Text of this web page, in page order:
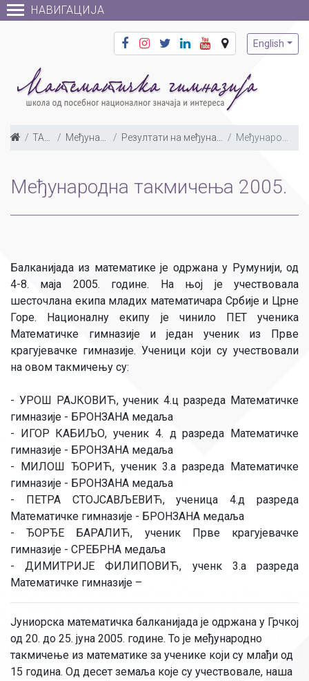
НАВИГАЦИЈА
English
ТАКМИЧЕЊА Међународна такмичења Резултати на међународним такмичењима по годинама Међународна такмичења 2005.
Међународна такмичења 2005.
Балканијада из математике је одржана у Румунији, од
4-8. маја 2005. године. На њој је учествовала
шесточлана екипа младих математичара Србије и Црне
Горе. Националну екипу је чинило ПЕТ ученика
Математичке гимназије и један ученик из Прве
крагујевачке гимназије. Ученици који су учествовали
на овом такмичењу су:
- УРОШ РАЈКОВИЋ, ученик 4.ц разреда Математичке
гимназије - БРОНЗАНА медаља
- ИГОР КАБИЉО, ученик 4. д разреда Математичке
гимназије - БРОНЗАНА медаља
- МИЛОШ ЂОРИЋ, ученик 3.а разреда Математичке
гимназије - БРОНЗАНА медаља
- ПЕТРА СТОЈСАВЉЕВИЋ, ученица 4.д разреда
Математичке гимназије - БРОНЗАНА медаља
- ЂОРЂЕ БАРАЛИЋ, ученик Прве крагујевачке
гимназије - СРЕБРНА медаља
- ДИМИТРИЈЕ ФИЛИПОВИЋ, ученк 3.а разреда
Математичке гимназије –
Јуниорска математичка балканијада је одржана у Грчкој
од 20. до 25. јуна 2005. године. То је међународно
такмичење из математике за ученике који су млађи од
15 година. Од десет земаља које су учествовале, наша